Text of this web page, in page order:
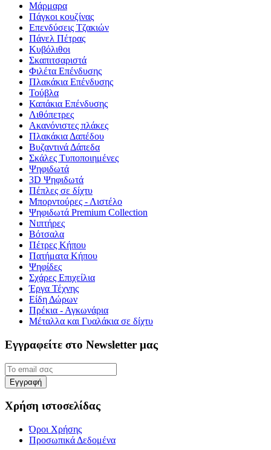
Μάρμαρα
Πάγκοι κουζίνας
Επενδύσεις Τζακιών
Πάνελ Πέτρας
Κυβόλιθοι
Σκαπιτσαριστά
Φιλέτα Επένδυσης
Πλακάκια Επένδυσης
Τούβλα
Καπάκια Επένδυσης
Λιθόπετρες
Ακανόνιστες πλάκες
Πλακάκια Δαπέδου
Βυζαντινά Δάπεδα
Σκάλες Τυποποιημένες
Ψηφιδωτά
3D Ψηφιδωτά
Πέπλες σε δίχτυ
Μπορντούρες - Λιστέλο
Ψηφιδωτά Premium Collection
Νιπτήρες
Βότσαλα
Πέτρες Κήπου
Πατήματα Κήπου
Ψηφίδες
Σχάρες Επιχείλια
Έργα Τέχνης
Είδη Δώρων
Πρέκια - Αγκωνάρια
Μέταλλα και Γυαλάκια σε δίχτυ
Εγγραφείτε στο Newsletter μας
Χρήση ιστοσελίδας
Όροι Χρήσης
Προσωπικά Δεδομένα